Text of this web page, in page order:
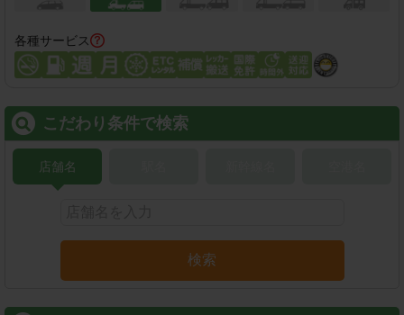
各種サービス
こだわり条件で検索
店舗名
検索